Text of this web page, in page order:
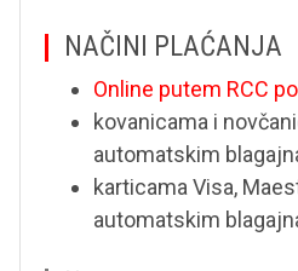
NAČINI PLAĆANJA
Online putem RCC
kovanicama i
automatskim
karticama Visa,
automatskim